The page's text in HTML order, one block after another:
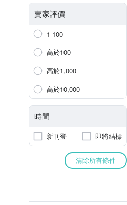
賣家評價
1-100
高於100
高於1,000
高於10,000
時間
新刊登 即將結標
清除所有條件